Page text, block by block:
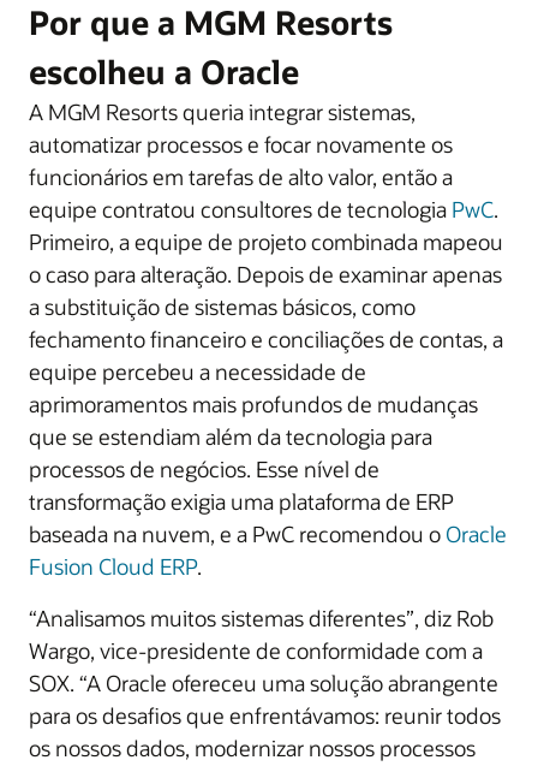
Por que a MGM Resorts
escolheu a Oracle
A MGM Resorts queria integrar sistemas,
automatizar processos e focar novamente os
funcionários em tarefas de alto valor, então a
equipe contratou consultores de tecnologia PwC.
Primeiro, a equipe de projeto combinada mapeou
o caso para alteração. Depois de examinar apenas
a substituição de sistemas básicos, como
fechamento financeiro e conciliações de contas, a
equipe percebeu a necessidade de
aprimoramentos mais profundos de mudanças
que se estendiam além da tecnologia para
processos de negócios. Esse nível de
transformação exigia uma plataforma de ERP
baseada na nuvem, e a PwC recomendou o Oracle
Fusion Cloud ERP.
“Analisamos muitos sistemas diferentes”, diz Rob
Wargo, vice-presidente de conformidade com a
SOX. “A Oracle ofereceu uma solução abrangente
para os desafios que enfrentávamos: reunir todos
os nossos dados, modernizar nossos processos